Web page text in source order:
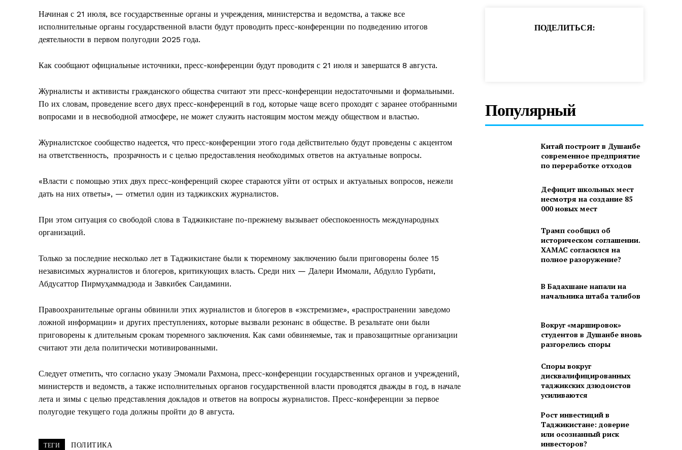
Начиная с 21 июля, все государственные органы и учреждения, министерства и ведомства, а также все
исполнительные органы государственной власти будут проводить пресс-конференции по подведению итогов
деятельности в первом полугодии 2025 года.
Как сообщают официальные источники, пресс-конференции будут проводитя с 21 июля и завершатся 8 августа.
Журналисты и активисты гражданского общества считают эти пресс-конференции недостаточными и формальными.
По их словам, проведение всего двух пресс-конференций в год, которые чаще всего проходят с заранее отобранными
вопросами и в несвободной атмосфере, не может служить настоящим мостом между обществом и властью.
Журналистское сообщество надеется, что пресс-конференции этого года действительно будут проведены с акцентом
на ответственность, прозрачность и с целью предоставления необходимых ответов на актуальные вопросы.
«Власти с помощью этих двух пресс-конференций скорее стараются уйти от острых и актуальных вопросов, нежели
дать на них ответы», — отметил один из таджикских журналистов.
При этом ситуация со свободой слова в Таджикистане по-прежнему вызывает обеспокоенность международных
организаций.
Только за последние несколько лет в Таджикистане были к тюремному заключению были приговорены более 15
независимых журналистов и блогеров, критикующих власть. Среди них — Далери Имомали, Абдулло Гурбати,
Абдусаттор Пирмуҳаммадзода и Завкибек Саидамини.
Правоохранительные органы обвинили этих журналистов и блогеров в «экстремизме», «распространении заведомо
ложной информации» и других преступлениях, которые вызвали резонанс в обществе. В резальтате они были
приговорены к длительным срокам тюремного заключения. Как сами обвиняемые, так и правозащитные организации
считают эти дела политически мотивированными.
Следует отметить, что согласно указу Эмомали Рахмона, пресс-конференции государственных органов и учреждений,
министерств и ведомств, а также исполнительных органов государственной власти проводятся дважды в год, в начале
лета и зимы с целью представления докладов и ответов на вопросы журналистов. Пресс-конференции за первое
полугодие текущего года должны пройти до 8 августа.
ТЕГИ ПОЛИТИКА
ПОДЕЛИТЬСЯ:
Популярный
Китай построит в Душанбе
современное предприятие
по переработке отходов
Дефицит школьных мест
несмотря на создание 85
000 новых мест
Трамп сообщил об
историческом соглашении.
ХАМАС согласился на
полное разоружение?
В Бадахшане напали на
начальника штаба талибов
Вокруг «маршировок»
студентов в Душанбе вновь
разгорелись споры
Споры вокруг
дисквалифицированных
таджикских дзюдоистов
усиливаются
Рост инвестиций в
Таджикистане: доверие
или осознанный риск
инвесторов?